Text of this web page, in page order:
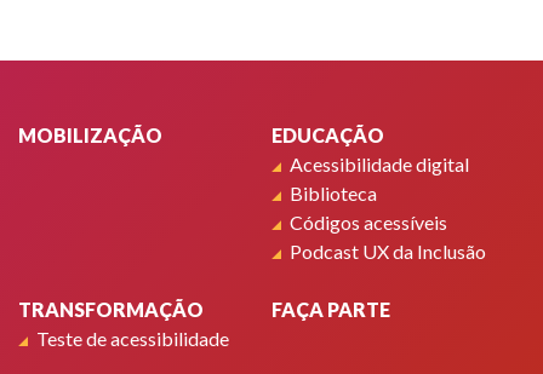
MOBILIZAÇÃO
EDUCAÇÃO
Acessibilidade digital
Biblioteca
Códigos acessíveis
Podcast UX da Inclusão
TRANSFORMAÇÃO
Teste de acessibilidade
FAÇA PARTE